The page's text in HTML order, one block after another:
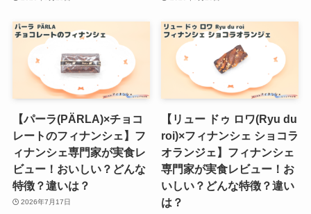
【パーラ(PÄRLA)×チョコ
レートのフィナンシェ】フ
ィナンシェ専門家が実食レ
ビュー！おいしい？どんな
特徴？違いは？
2026年7月17日
【リュー ドゥ ロワ(Ryu du
roi)×フィナンシェ ショコラ
オランジェ】フィナンシェ
専門家が実食レビュー！お
いしい？どんな特徴？違い
は？